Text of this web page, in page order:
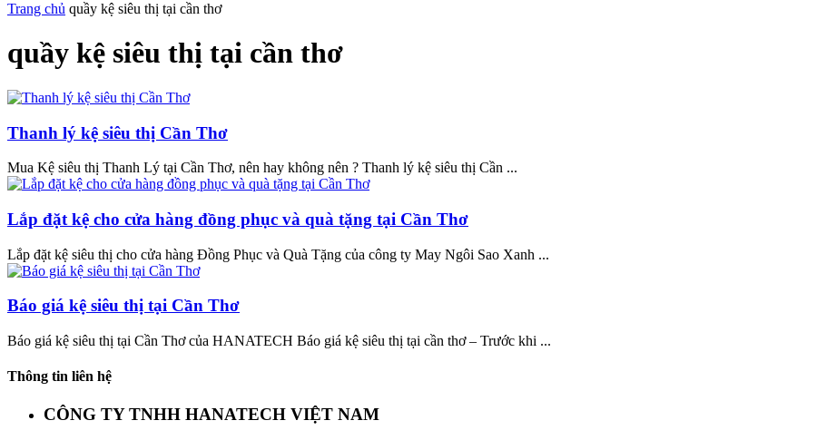
Trang chủ quầy kệ siêu thị tại cần thơ
quầy kệ siêu thị tại cần thơ
Thanh lý kệ siêu thị Cần Thơ
Mua Kệ siêu thị Thanh Lý tại Cần Thơ, nên hay không nên ? Thanh lý kệ siêu thị Cần ...
Lắp đặt kệ cho cửa hàng đồng phục và quà tặng tại Cần Thơ
Lắp đặt kệ siêu thị cho cửa hàng Đồng Phục và Quà Tặng của công ty May Ngôi Sao Xanh ...
Báo giá kệ siêu thị tại Cần Thơ
Báo giá kệ siêu thị tại Cần Thơ của HANATECH Báo giá kệ siêu thị tại cần thơ – Trước khi ...
Thông tin liên hệ
CÔNG TY TNHH HANATECH VIỆT NAM